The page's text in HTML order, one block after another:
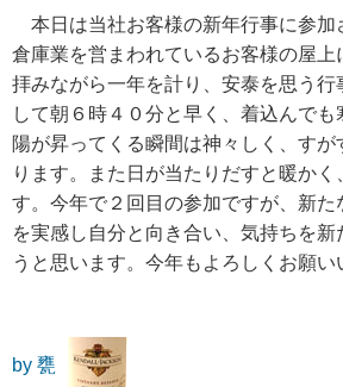
本日は当社お客様の新年行事に参加
倉庫業を営まわれているお客様の屋上
拝みながら一年を計り、安泰を思う行
して朝６時４０分と早く、着込んで
陽が昇ってくる瞬間は神々しく、す
ります。また日が当たりだすと暖かく
す。今年で２回目の参加ですが、新た
を実感し自分と向き合い、気持ちを新
うと思います。今年もよろしくお願い
by 甕